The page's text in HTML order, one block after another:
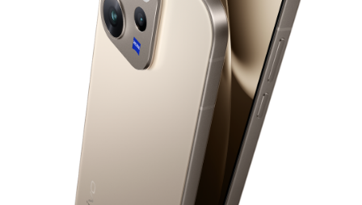
Казахстан(kk) | Елді/аймақты таңдаңыз